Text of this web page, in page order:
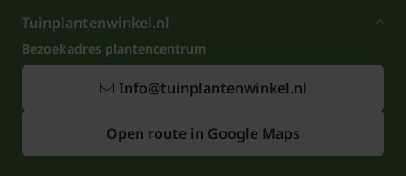
Tuinplantenwinkel.nl
Bezoekadres plantencentrum
Info@tuinplantenwinkel.nl
Open route in Google Maps